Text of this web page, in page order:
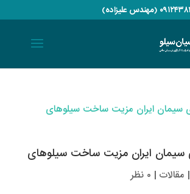
سیمان ایران مزیت ساخت سیلوهای
| مقالات | ۰ نظر